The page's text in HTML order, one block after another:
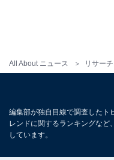
All About ニュース リサーチ
こちらもおすすめ
話のネ
編集部が独自目線で調査したト
レンドに関するランキングなど
しています。